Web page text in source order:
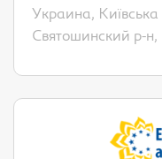
Украина, Київська
Святошинский р-н,